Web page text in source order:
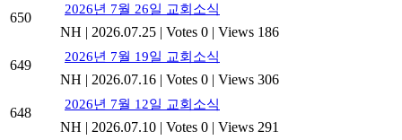
650
2026년 7월 26일 교회소식
NH | 2026.07.25 | Votes 0 | Views 186
649
2026년 7월 19일 교회소식
NH | 2026.07.16 | Votes 0 | Views 306
648
2026년 7월 12일 교회소식
NH | 2026.07.10 | Votes 0 | Views 291